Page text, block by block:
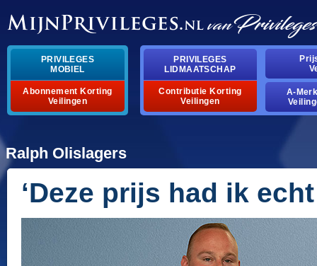
PRIVILEGES
MOBIEL
Abonnement Korting
Veilingen
PRIVILEGES
LIDMAATSCHAP
Contributie Korting
Veilingen
A-
Ralph Olislagers
‘Deze prijs had ik